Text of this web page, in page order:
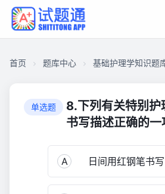
首页 题库中心 基础护理学知识题
单选题
8.下列有关特别护
书写描述正确的一
A 日间用红钢笔书写